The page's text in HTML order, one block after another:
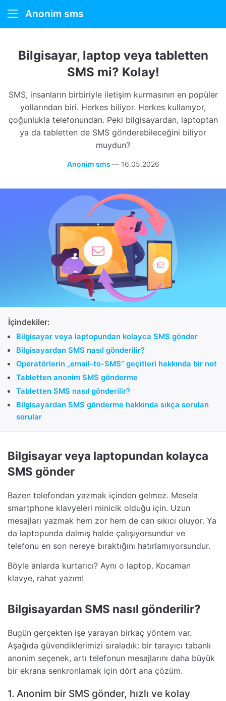
Anonim sms
Nasıl çalışır
Bilgisayar, laptop veya tabletten
SMS mi? Kolay!
SMS, insanların birbiriyle iletişim kurmasının en popüler
yollarından biri. Herkes biliyor. Herkes kullanıyor,
çoğunlukla telefonundan. Peki bilgisayardan, laptoptan
ya da tabletten de SMS gönderebileceğini biliyor
muydun?
Anonim sms — 16.05.2026
İçindekiler:
Bilgisayar veya laptopundan kolayca SMS gönder
Bilgisayardan SMS nasıl gönderilir?
Operatörlerin „email-to-SMS” geçitleri hakkında bir not
Tabletten anonim SMS gönderme
Tabletten SMS nasıl gönderilir?
Bilgisayardan SMS gönderme hakkında sıkça sorulan
sorular
Bilgisayar veya laptopundan kolayca
SMS gönder
Bazen telefondan yazmak içinden gelmez. Mesela
smartphone klavyeleri minicik olduğu için. Uzun
mesajları yazmak hem zor hem de can sıkıcı oluyor. Ya
da laptopunda dalmış halde çalışıyorsundur ve
telefonu en son nereye bıraktığını hatırlamıyorsundur.
Böyle anlarda kurtarıcı? Aynı o laptop. Kocaman
klavye, rahat yazım!
Bilgisayardan SMS nasıl gönderilir?
Bugün gerçekten işe yarayan birkaç yöntem var.
Aşağıda güvendiklerimizi sıraladık: bir tarayıcı tabanlı
anonim seçenek, artı telefonun mesajlarını daha büyük
bir ekrana senkronlamak için dört ana çözüm.
1. Anonim bir SMS gönder, hızlı ve kolay